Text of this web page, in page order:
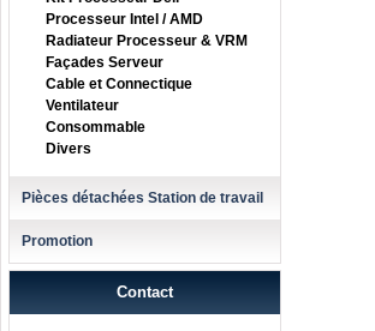
Processeur Intel / AMD
Radiateur Processeur & VRM
Façades Serveur
Cable et Connectique
Ventilateur
Consommable
Divers
Pièces détachées Station de travail
Promotion
Contact